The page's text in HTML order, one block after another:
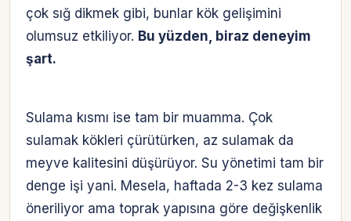
çok sığ dikmek gibi, bunlar kök gelişimini
olumsuz etkiliyor. Bu yüzden, biraz deneyim
şart.
Sulama kısmı ise tam bir muamma. Çok
sulamak kökleri çürütürken, az sulamak da
meyve kalitesini düşürüyor. Su yönetimi tam bir
denge işi yani. Mesela, haftada 2-3 kez sulama
öneriliyor ama toprak yapısına göre değişkenlik